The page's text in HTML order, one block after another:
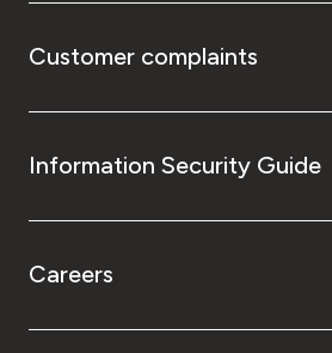
Customer complaints
Information Security Guide
Careers